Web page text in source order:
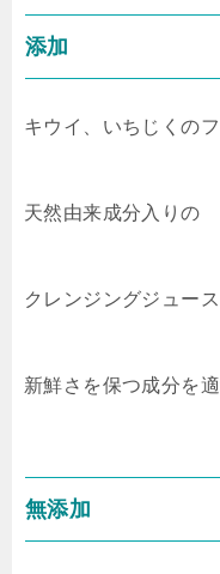
添加
キウイ、いちじくの
天然由来成分入りの
クレンジングジュース
新鮮さを保つ成分を
無添加